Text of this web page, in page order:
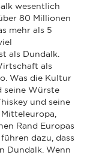
wesentlich
80 Millionen
mehr als 5
als Dundalk.
als
Was die Kultur
seine Würste
und seine
Rand Europas
dazu, dass
Dundalk. Wenn